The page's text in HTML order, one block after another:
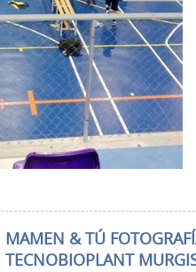
MAMEN & TÚ
TECNOBIOPLANT